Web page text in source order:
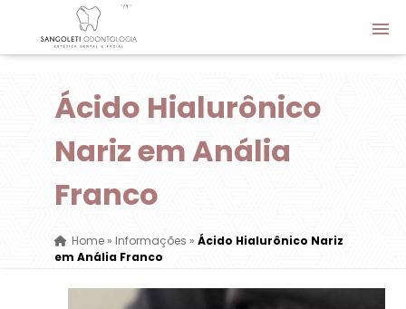
Ácido Hialurônico
Nariz em Anália
Franco
Home» Informações » Ácido Hialurônico Nariz
em Anália Franco